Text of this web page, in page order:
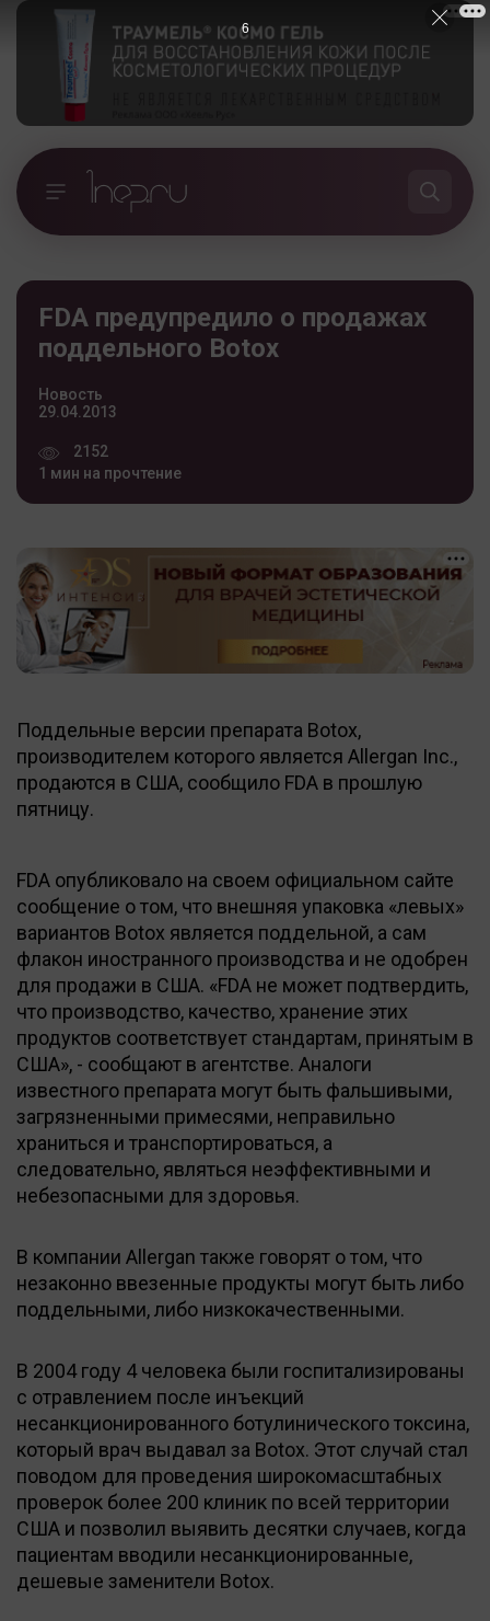
FDA предупредило о продажах
поддельного Botox
Новость
29.04.2013
2152
1 мин на прочтение
Поддельные версии препарата Botox,
производителем которого является Allergan Inc.,
продаются в США, сообщило FDA в прошлую
пятницу.
FDA опубликовало на своем официальном сайте
сообщение о том, что внешняя упаковка «левых»
вариантов Botox является поддельной, а сам
флакон иностранного производства и не одобрен
для продажи в США. «FDA не может подтвердить,
что производство, качество, хранение этих
продуктов соответствует стандартам, принятым в
США», - сообщают в агентстве. Аналоги
известного препарата могут быть фальшивыми,
загрязненными примесями, неправильно
храниться и транспортироваться, а
следовательно, являться неэффективными и
небезопасными для здоровья.
В компании Allergan также говорят о том, что
незаконно ввезенные продукты могут быть либо
поддельными, либо низкокачественными.
В 2004 году 4 человека были госпитализированы
с отравлением после инъекций
несанкционированного ботулинического токсина,
который врач выдавал за Botox. Этот случай стал
поводом для проведения широкомасштабных
проверок более 200 клиник по всей территории
США и позволил выявить десятки случаев, когда
пациентам вводили несанкционированные,
дешевые заменители Botox.
5